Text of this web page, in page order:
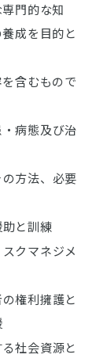
門的な知
成を目的と
含むもので
病態及び治
方法、必要
と訓練
クマネジメ
権利擁護と
社会資源と